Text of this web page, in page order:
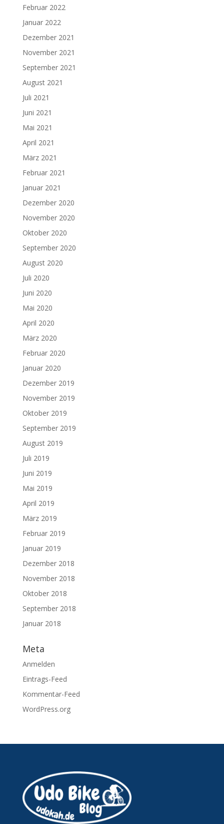
Februar 2022
Januar 2022
Dezember 2021
November 2021
September 2021
August 2021
Juli 2021
Juni 2021
Mai 2021
April 2021
März 2021
Februar 2021
Januar 2021
Dezember 2020
November 2020
Oktober 2020
September 2020
August 2020
Juli 2020
Juni 2020
Mai 2020
April 2020
März 2020
Februar 2020
Januar 2020
Dezember 2019
November 2019
Oktober 2019
September 2019
August 2019
Juli 2019
Juni 2019
Mai 2019
April 2019
März 2019
Februar 2019
Januar 2019
Dezember 2018
November 2018
Oktober 2018
September 2018
Januar 2018
Meta
Anmelden
Eintrags-Feed
Kommentar-Feed
WordPress.org